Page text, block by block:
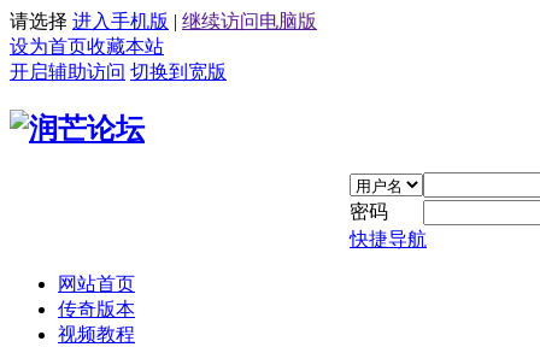
请选择 进入手机版 | 继续访问电脑版
设为首页收藏本站
开启辅助访问 切换到宽版
密码
快捷导航
网站首页
传奇版本
视频教程